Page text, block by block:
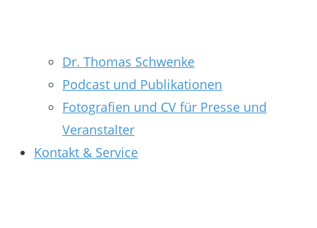
Dr. Thomas Schwenke
Podcast und Publikationen
Fotografien und CV für Presse und
Veranstalter
Kontakt & Service